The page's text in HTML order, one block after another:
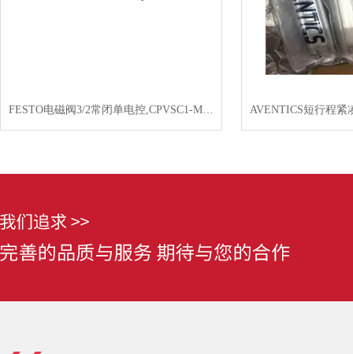
FESTO电磁阀3/2常闭单电控,CPVSC1-M1H-K-H-Q3C